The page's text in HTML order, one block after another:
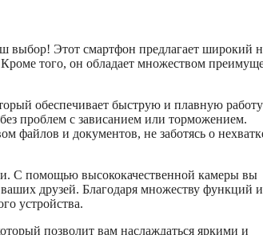
Этот смартфон предлагает широкий
того, он обладает множеством
обеспечивает быструю и плавную работу
проблем с зависанием или торможением.
файлов и документов, не заботясь о
С помощью высококачественной камеры вы
друзей. Благодаря множеству функций и
устройства.
позволит вам наслаждаться яркими и